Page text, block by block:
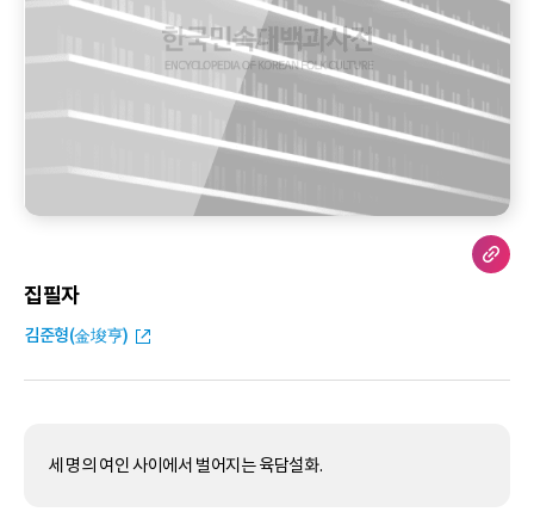
집필자
김준형(金埈亨)
세 명의 여인 사이에서 벌어지는 육담설화.